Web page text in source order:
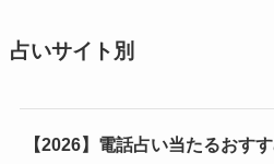
占いサイト別
【2026】電話占い当たるおす